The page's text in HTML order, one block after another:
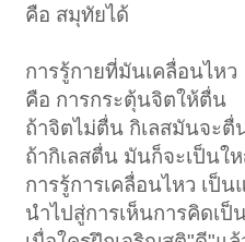
คือ สมุทัยได้
การรู้กายที่มันเคลื่อนไหว
คือ การกระตุ้นจิตให้ตื่น
ถ้าจิตไม่ตื่น กิเลสมันจะตื่
ถ้ากิเลสตื่น มันก็จะเป็นใ
การรู้การเคลื่อนไหว เป็น
นำไปสู่การเห็นการคิดเป็